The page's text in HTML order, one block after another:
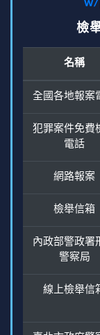
檢
名稱
全國各地報案
犯罪案件免費
電話
網路報案
檢舉信箱
內政部警政署
警察局
線上檢舉信